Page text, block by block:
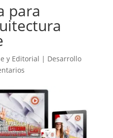
para
y Editorial | Desarrollo